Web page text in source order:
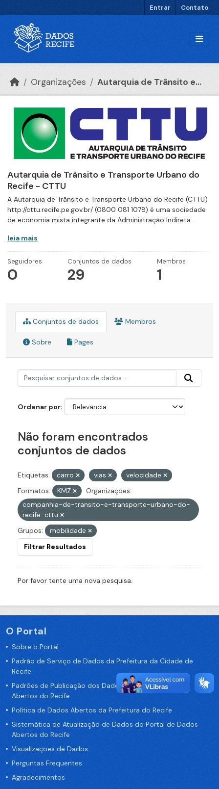
Entrar Contato
Organizações Autarquia de Trânsito e...
Autarquia de Trânsito e Transporte Urbano do
Recife - CTTU
A Autarquia de Trânsito e Transporte Urbano do Recife (CTTU)
http://cttu.recife.pe.gov.br/ (0800 081 1078) é uma sociedade
de economia mista integrante da Administração Indireta...
leia mais
Seguidores
0
Conjuntos de dados
29
Membros
1
Conjuntos de dados Membros
Sobre Pages
Ordenar por
Não foram encontrados
conjuntos de dados
Etiquetas: carro vias
velocidade
Formatos:
KMZ
Organizações:
companhia-de-transito-e-transporte-urbano-do-
recife-cttu
Grupos:
mobilidade
Filtrar Resultados
Por favor tente uma nova pesquisa.
O Portal
Sobre o Portal
Padrão de Serviço de Dados da Prefeitura da Cidade de
Recife
Padrões de Publicação dos Dados no Portal de Dados
Abertos do Recife
Política de Dados Abertos da Prefeitura do Recife
Sistemática de Atualização de Dados do Portal de Dados
Abertos do Recife
Visualizações de Dados
Perguntas Frequentes
Agradecimentos